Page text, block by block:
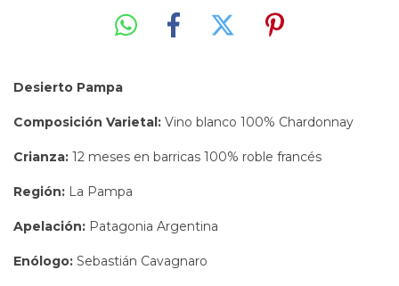
Desierto Pampa
Composición Varietal: Vino blanco 100% Chardonnay
Crianza: 12 meses en barricas 100% roble francés
Región: La Pampa
Apelación: Patagonia Argentina
Enólogo: Sebastián Cavagnaro